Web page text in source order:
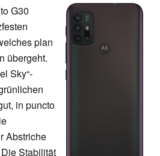
G30
plan
übergeht.
Sky“-
in puncto
Abstriche
Stabilität